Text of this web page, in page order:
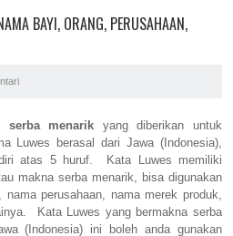
BAYI, ORANG, PERUSAHAAN,
serba menarik yang diberikan untuk
Luwes berasal dari Jawa (Indonesia),
atas 5 huruf. Kata Luwes memiliki
makna serba menarik, bisa digunakan
perusahaan, nama merek produk,
Kata Luwes yang bermakna serba
(Indonesia) ini boleh anda gunakan